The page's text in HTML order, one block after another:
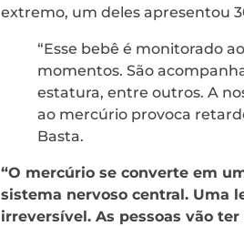
extremo, um deles apresentou
“Esse bebê é monitorado
momentos. São
estatura, entre outros. A
ao mercúrio provoca
Basta.
“O mercúrio se converte em
sistema nervoso central. Uma
irreversível. As pessoas vão